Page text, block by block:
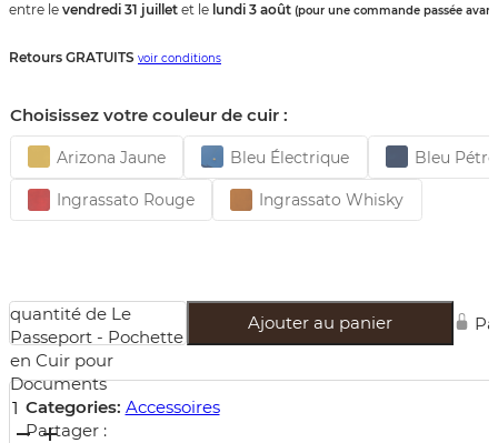
entre le vendredi 31 juillet et le lundi 3 août (pour une commande passée avant
Retours GRATUITS voir conditions
Choisissez votre couleur de cuir :
Arizona Jaune Bleu Électrique Bleu
Ingrassato Rouge Ingrassato Whisky
quantité de Le
Passeport - Pochette
en Cuir pour
Documents
Ajouter au panier
Categories: Accessoires
Partager :